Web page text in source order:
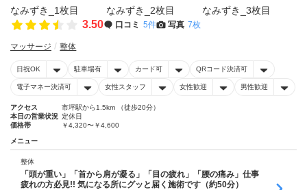
3.50 口コミ 5件 写真 7枚
マッサージ 整体
日祝OK 駐車場有 カード可 QRコード決済可
電子マネー決済可 女性スタッフ 女性歓迎 男性歓迎
アクセス
市坪駅から1.5km （徒歩20分）
本日の営業状況 定休日
価格帯
￥4,320〜￥4,600
メニュー
整体
「頭が重い」「首から肩が凝る」「目の疲れ」「腰の痛み」仕事
疲れの方必見!! 気になる所にグッと届く施術です（約50分）